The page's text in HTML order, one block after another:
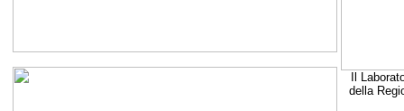
Il
della